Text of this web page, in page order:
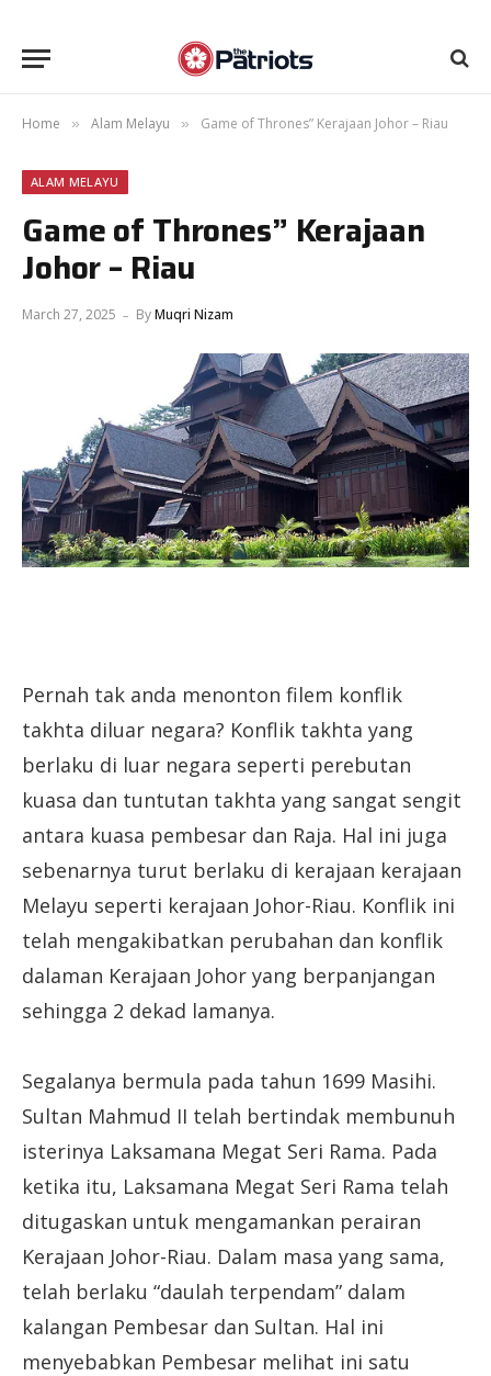
Home » Alam Melayu » Game of Thrones” Kerajaan Johor – Riau
ALAM MELAYU
Game of Thrones” Kerajaan
Johor – Riau
March 27, 2025 ByMuqri Nizam
Pernah tak anda menonton filem konflik
takhta diluar negara? Konflik takhta yang
berlaku di luar negara seperti perebutan
kuasa dan tuntutan takhta yang sangat sengit
antara kuasa pembesar dan Raja. Hal ini juga
sebenarnya turut berlaku di kerajaan kerajaan
Melayu seperti kerajaan Johor-Riau. Konflik ini
telah mengakibatkan perubahan dan konflik
dalaman Kerajaan Johor yang berpanjangan
sehingga 2 dekad lamanya.
Segalanya bermula pada tahun 1699 Masihi.
Sultan Mahmud II telah bertindak membunuh
isterinya Laksamana Megat Seri Rama. Pada
ketika itu, Laksamana Megat Seri Rama telah
ditugaskan untuk mengamankan perairan
Kerajaan Johor-Riau. Dalam masa yang sama,
telah berlaku “daulah terpendam” dalam
kalangan Pembesar dan Sultan. Hal ini
menyebabkan Pembesar melihat ini satu